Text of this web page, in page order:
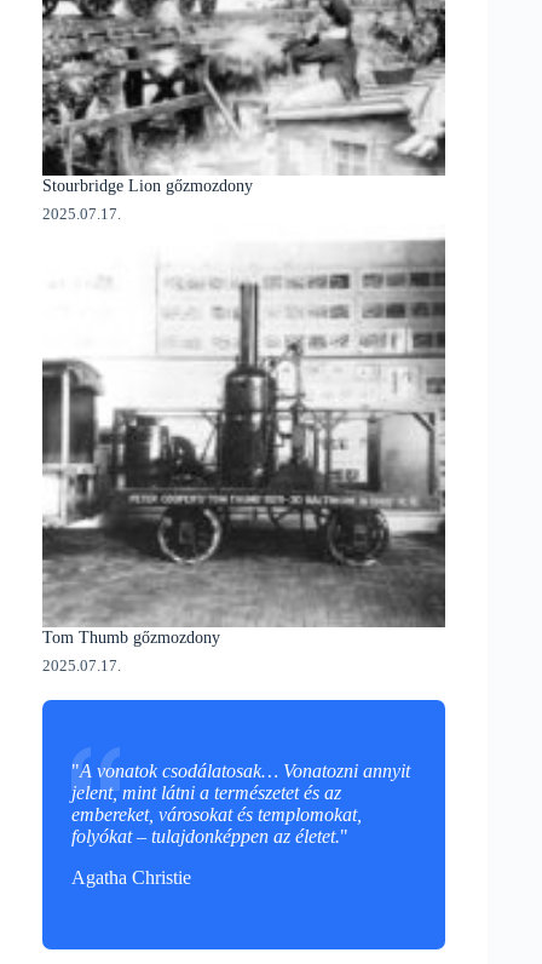
Stourbridge Lion gőzmozdony
2025.07.17.
Tom Thumb gőzmozdony
2025.07.17.
"A vonatok csodálatosak… Vonatozni annyit
jelent, mint látni a természetet és az
embereket, városokat és templomokat,
folyókat – tulajdonképpen az életet."
Agatha Christie